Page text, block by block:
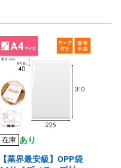
在庫 あり
【業界最安級】OPP袋